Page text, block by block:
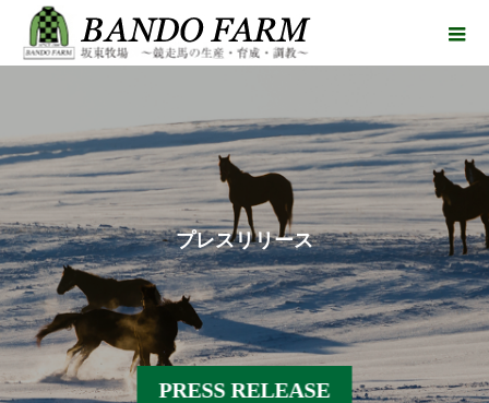
PRESS RELEASE
プレスリリース